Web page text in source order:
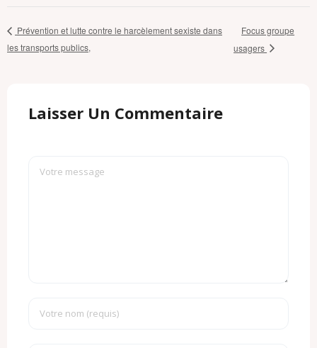
Prévention et lutte contre le harcèlement sexiste dans
les transports publics,
Focus groupe
usagers
Laisser Un Commentaire